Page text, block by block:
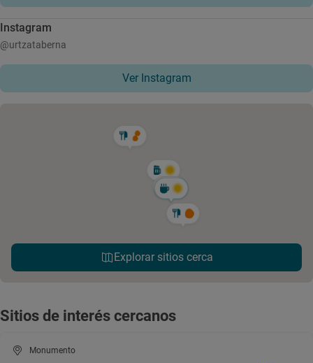
Instagram
@urtzataberna
Ver Instagram
Explorar sitios cerca
Sitios de interés cercanos
Monumento